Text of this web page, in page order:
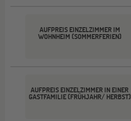
AUFPREIS EINZELZIMMER IM
WOHNHEIM (SOMMERFERIEN)
AUFPREIS EINZELZIMMER IN EINER
GASTFAMILIE (FRÜHJAHR/ HERBST)